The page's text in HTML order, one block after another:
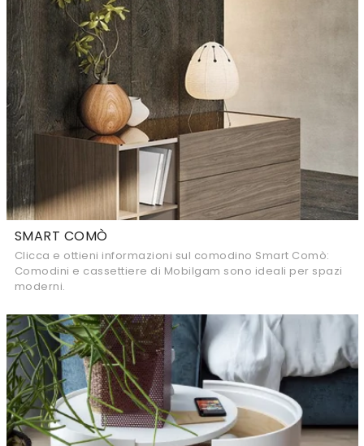
SMART COMÒ
Clicca e ottieni informazioni sul comodino Smart Comò:
Comodini e cassettiere di Mobilgam sono ideali per spazi
moderni.